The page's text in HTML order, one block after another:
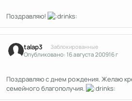
Поздравляю!
talap3 Заблокированные
Опубликовано:16 августа 200916 г
Поздравляю с днем рождения. Желаю
семейного благополучия.